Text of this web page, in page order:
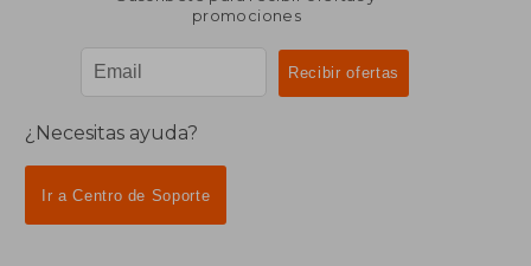
promociones
¿Necesitas ayuda?
Ir a Centro de Soporte